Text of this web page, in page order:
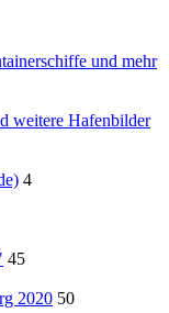
und mehr
weitere Hafenbilder
4
45
2020 50